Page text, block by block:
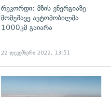
რეკორდი: მზის ენერგიაზე
მომუშავე ავტომობილმა
1000კმ გაიარა
22 დეკემბერი 2022, 13:51